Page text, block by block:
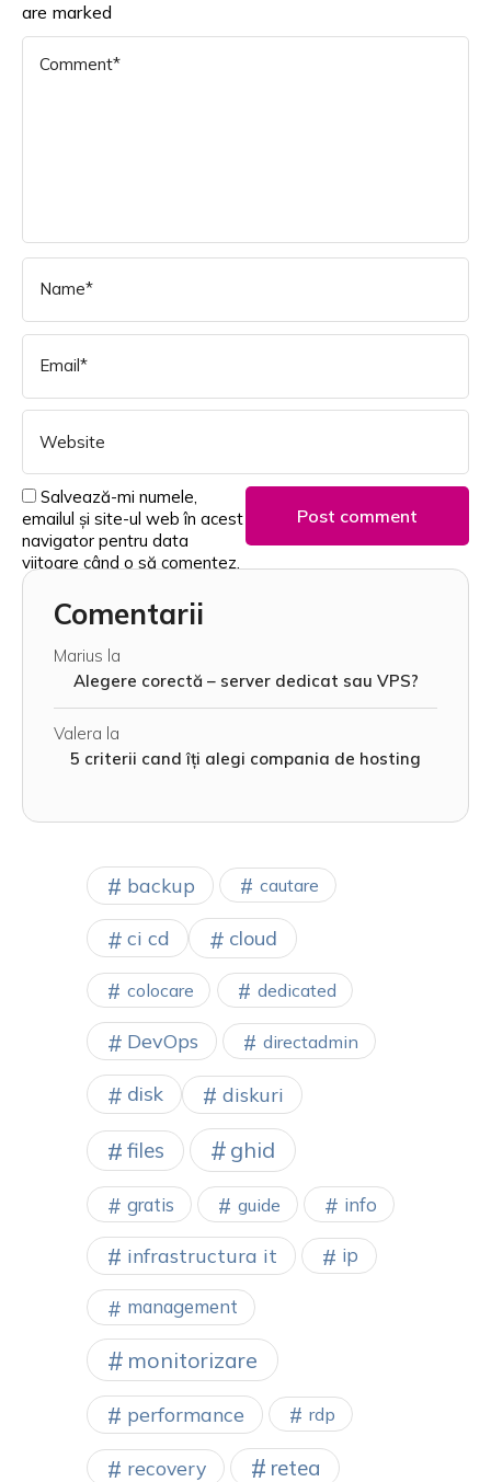
are marked
Salvează-mi numele,
emailul și site-ul web în acest
navigator pentru data
viitoare când o să comentez.
Comentarii
Marius la
Alegere corectă – server dedicat sau VPS?
Valera la
5 criterii cand îți alegi compania de hosting
backup cautare
ci cd cloud
colocare dedicated
DevOps directadmin
disk diskuri
files ghid
gratis guide info
infrastructura it ip
management
monitorizare
performance rdp
recovery retea